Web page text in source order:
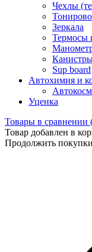
Чехлы
Зеркалa
Термосы
Sup board
Автохимия и
Уценка
Товары в сравнении
Товар добавлен в
Продолжить покупки